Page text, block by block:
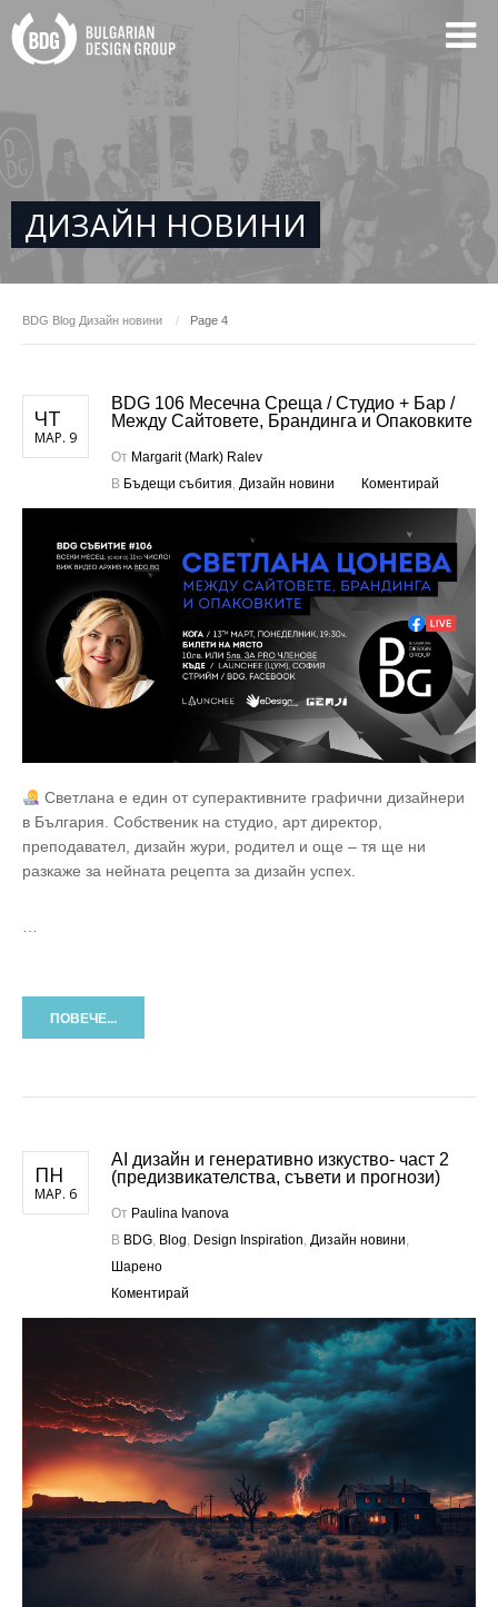
ДИЗАЙН НОВИНИ
BDG Blog Дизайн новини Page 4
ЧТ
МАР. 9
BDG 106 Месечна Среща / Студио + Бар /
Mежду Сайтовете, Брандинга и Опаковките
От Margarit (Mark) Ralev
В Бъдещи събития, Дизайн новини Коментирай
Светлана е един от суперактивните графични дизайнери
в България. Собственик на студио, арт директор,
преподавател, дизайн жури, родител и още – тя ще ни
разкаже за нейната рецепта за дизайн успех.
…
ПОВЕЧЕ...
ПН
МАР. 6
AI дизайн и генеративно изкуство- част 2
(предизвикателства, съвети и прогнози)
От Paulina Ivanova
В BDG, Blog, Design Inspiration, Дизайн новини,
Шарено
Коментирай